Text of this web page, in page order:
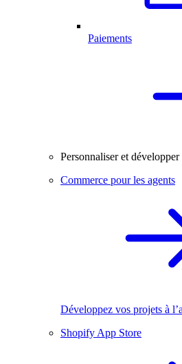
Paiements
Personnaliser et
Commerce pour les agents
Développez vos projets à
Shopify App Store